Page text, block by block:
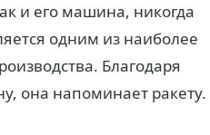
и его машина, никогда
одним из наиболее
Благодаря
она напоминает ракету.